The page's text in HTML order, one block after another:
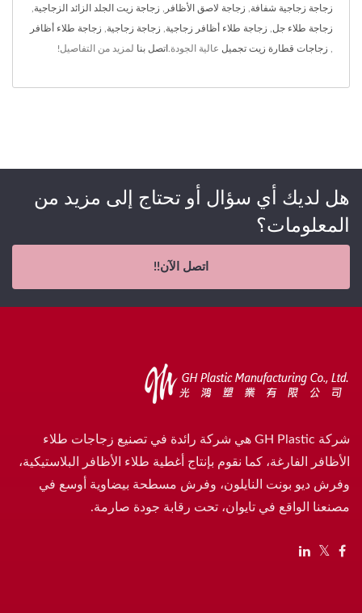
زجاجة زجاجية شفافة زجاجة لاصق الأظافر زجاجة زيت الجلد الزائد الزجاجية
زجاجة طلاء جل زجاجة طلاء أظافر زجاجية زجاجة زجاجية زجاجة طلاء أظافر
زجاجات قطارة زيت تجميل عالية الجودة. اتصل بنا لمزيد من التفاصيل!
هل لديك أي سؤال أو تحتاج إلى مزيد من
المعلومات؟
اتصل الآن!!
شركة GH Plastic هي شركة رائدة في تصنيع زجاجات طلاء
الأظافر الفارغة، كما نقوم بإنتاج أغطية طلاء الأظافر البلاستيكية،
وفرش ديو بونت النايلون، وفرش مسطحة بيضاوية أوسع في
مصنعنا الواقع في تايوان، تحت رقابة جودة صارمة.